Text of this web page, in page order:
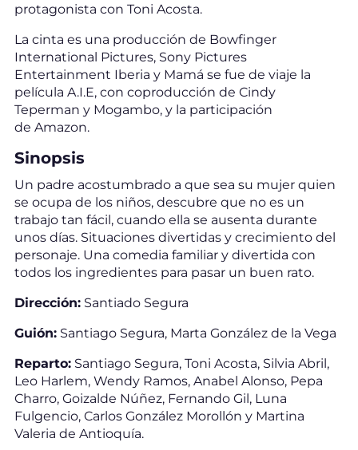
protagonista con Toni Acosta.
La cinta es una producción de Bowfinger
International Pictures, Sony Pictures
Entertainment Iberia y Mamá se fue de viaje la
película A.I.E, con coproducción de Cindy
Teperman y Mogambo, y la participación
de Amazon.
Sinopsis
Un padre acostumbrado a que sea su mujer quien
se ocupa de los niños, descubre que no es un
trabajo tan fácil, cuando ella se ausenta durante
unos días. Situaciones divertidas y crecimiento del
personaje. Una comedia familiar y divertida con
todos los ingredientes para pasar un buen rato.
Dirección: Santiado Segura
Guión: Santiago Segura, Marta González de la Vega
Reparto: Santiago Segura, Toni Acosta, Silvia Abril,
Leo Harlem, Wendy Ramos, Anabel Alonso, Pepa
Charro, Goizalde Núñez, Fernando Gil, Luna
Fulgencio, Carlos González Morollón y Martina
Valeria de Antioquía.